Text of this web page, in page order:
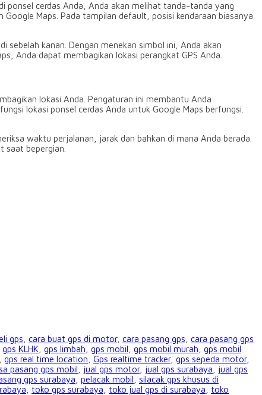
ponsel cerdas Anda, Anda akan melihat tanda-tanda yang
Maps. Pada tampilan default, posisi kendaraan biasanya
sebelah kanan. Dengan menekan simbol ini, Anda akan
Anda dapat membagikan lokasi perangkat GPS Anda.
lokasi Anda. Pengaturan ini membantu Anda
lokasi ponsel cerdas Anda untuk Google Maps berfungsi.
waktu perjalanan, jarak dan bahkan di mana Anda berada.
saat bepergian.
gps cara buat gps di motor, cara pasang gps cara pasang gps
gps KLHK gps limbah gps mobil gps mobil murah gps mobil
gps real time location Gps realtime tracker, gps sepeda motor,
pasang gps mobil jual gps motor, jual gps surabaya
jual gps
gps surabaya pelacak mobil silacak gps khusus di
toko gps surabaya toko jual gps di surabaya
toko